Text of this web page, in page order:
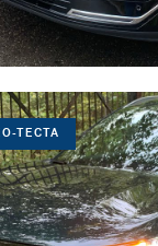
ТЕСТА